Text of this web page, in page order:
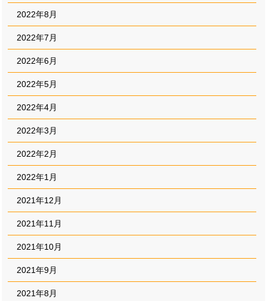
2022年8月
2022年7月
2022年6月
2022年5月
2022年4月
2022年3月
2022年2月
2022年1月
2021年12月
2021年11月
2021年10月
2021年9月
2021年8月